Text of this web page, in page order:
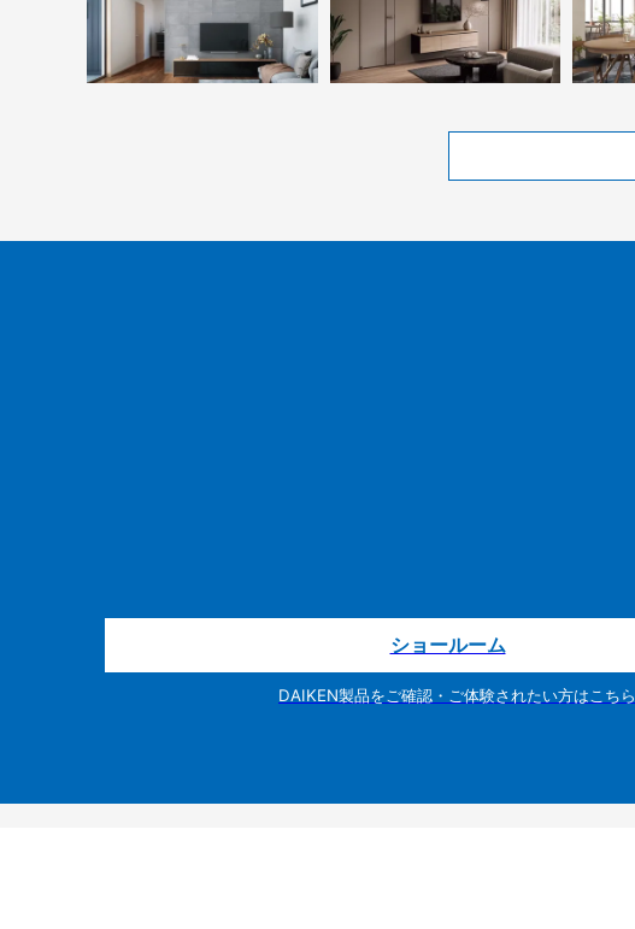
ショールーム
DAIKEN製品をご確認・ご体験されたい方はこちら